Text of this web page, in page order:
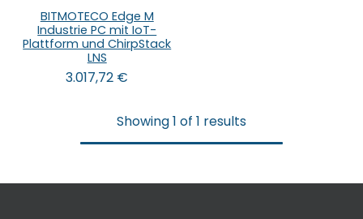
BITMOTECO Edge M
Industrie PC mit IoT-
Plattform und ChirpStack
LNS
3.017,72 €
Showing 1 of 1 results